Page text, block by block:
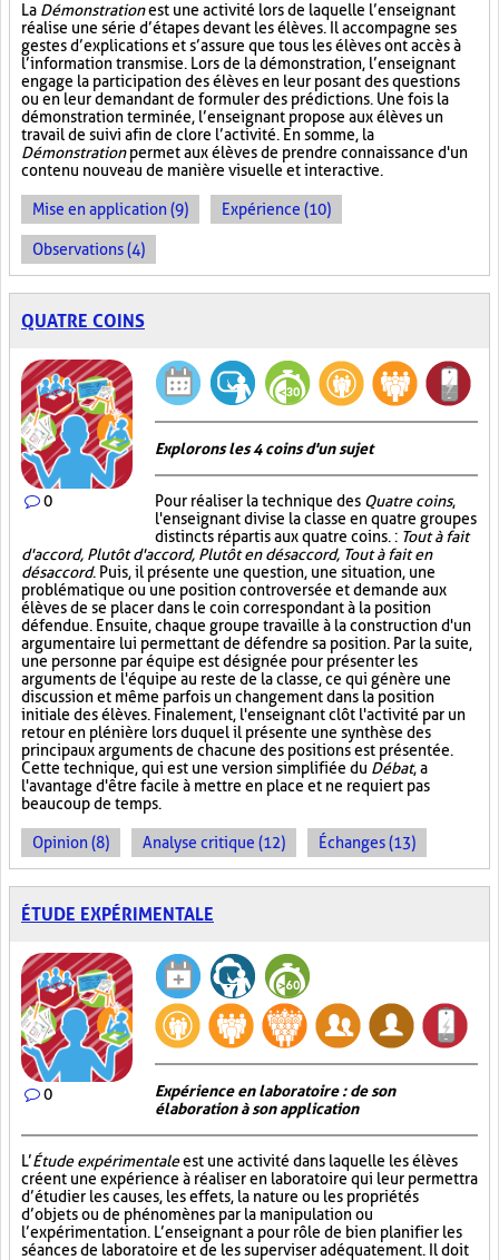
La Démonstrationest une activité lors de laquelle l’enseignant
réalise une série d’étapes devant les élèves. Il accompagne ses
gestes d’explications et s’assure que tous les élèves ont accès à
l’information transmise. Lors de la démonstration, l’enseignant
engage la participation des élèves en leur posant des questions
ou en leur demandant de formuler des prédictions. Une fois la
démonstration terminée, l’enseignant propose aux élèves un
travail de suivi afin de clore l’activité. En somme, la
Démonstrationpermet aux élèves de prendre connaissance d'un
contenu nouveau de manière visuelle et interactive.
Mise en application (9) Expérience (10)
Observations (4)
QUATRE COINS
0
Explorons les 4 coins d'un sujet
Pour réaliser la technique des Quatre coins,
l'enseignant divise la classe en quatre groupes
distincts répartis aux quatre coins. : Tout à fait
d'accord, Plutôt d'accord, Plutôt en désaccord, Tout à fait en
désaccord. Puis, il présente une question, une situation, une
problématique ou une position controversée et demande aux
élèves de se placer dans le coin correspondant à la position
défendue. Ensuite, chaque groupe travaille à la construction d'un
argumentaire lui permettant de défendre sa position. Par la suite,
une personne par équipe est désignée pour présenter les
arguments de l'équipe au reste de la classe, ce qui génère une
discussion et même parfois un changement dans la position
initiale des élèves. Finalement, l'enseignant clôt l'activité par un
retour en plénière lors duquel il présente une synthèse des
principaux arguments de chacune des positions est présentée.
Cette technique, qui est une version simplifiée du Débat, a
l'avantage d'être facile à mettre en place et ne requiert pas
beaucoup de temps.
Opinion (8) Analyse critique (12) Échanges (13)
ÉTUDE EXPÉRIMENTALE
0
Expérience en laboratoire : de son
élaboration à son application
L’Étude expérimentaleest une activité dans laquelle les élèves
créent une expérience à réaliser en laboratoire qui leur permettra
d’étudier les causes, les effets, la nature ou les propriétés
d’objets ou de phénomènes par la manipulation ou
l’expérimentation. L’enseignant a pour rôle de bien planifier les
séances de laboratoire et de les superviser adéquatement. Il doit